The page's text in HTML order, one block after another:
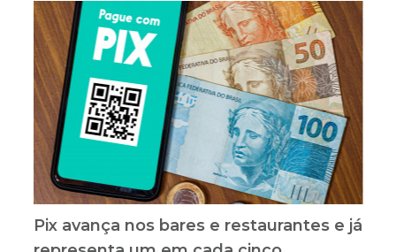
Pix avança nos bares e restaurantes e já